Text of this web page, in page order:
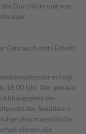
Durchführung von
Gebrauch stets Etikett
erfolgt
18:00 Uhr. Der genaue
Abhängigkeit der
des Spediteurs
pharmazeutische
dienen, die